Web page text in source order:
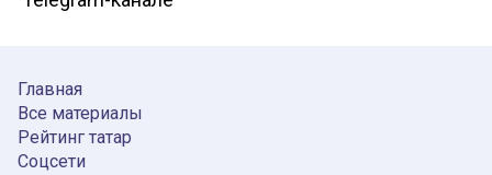
Главная
Все материалы
Рейтинг татар
Соцсети